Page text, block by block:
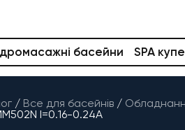
басейни SPA
/ Все для басейнів /
I=0.16-0.24А